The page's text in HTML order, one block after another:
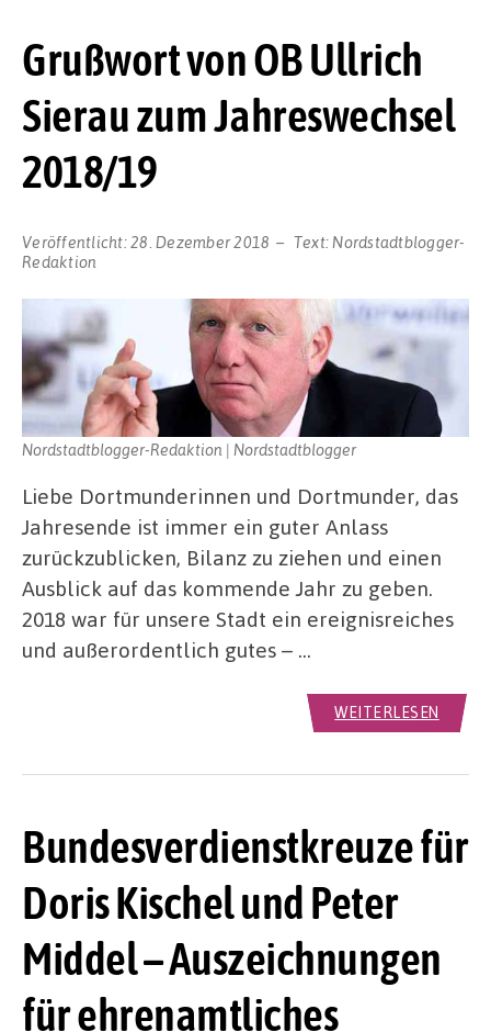
Grußwort von OB Ullrich
Sierau zum Jahreswechsel
2018/19
Veröffentlicht:28. Dezember 2018 Text: Nordstadtblogger-
Redaktion
Nordstadtblogger-Redaktion | Nordstadtblogger
Liebe Dortmunderinnen und Dortmunder, das
Jahresende ist immer ein guter Anlass
zurückzublicken, Bilanz zu ziehen und einen
Ausblick auf das kommende Jahr zu geben.
2018 war für unsere Stadt ein ereignisreiches
und außerordentlich gutes – …
WEITERLESEN
Bundesverdienstkreuze für
Doris Kischel und Peter
Middel – Auszeichnungen
für ehrenamtliches